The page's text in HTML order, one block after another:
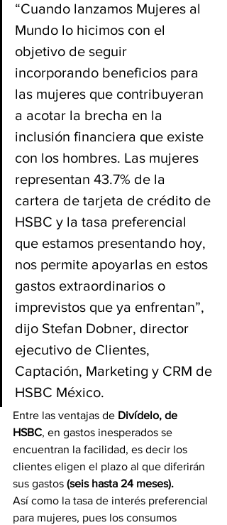
“Cuando lanzamos Mujeres al
Mundo lo hicimos con el
objetivo de seguir
incorporando beneficios para
las mujeres que contribuyeran
a acotar la brecha en la
inclusión financiera que existe
con los hombres. Las mujeres
representan 43.7% de la
cartera de tarjeta de crédito de
HSBC y la tasa preferencial
que estamos presentando hoy,
nos permite apoyarlas en estos
gastos extraordinarios o
imprevistos que ya enfrentan”,
dijo Stefan Dobner, director
ejecutivo de Clientes,
Captación, Marketing y CRM de
HSBC México.
Entre las ventajas de Divídelo, de
HSBC, en gastos inesperados se
encuentran la facilidad, es decir los
clientes eligen el plazo al que diferirán
sus gastos (seis hasta 24 meses).
Así como la tasa de interés preferencial
para mujeres, pues los consumos